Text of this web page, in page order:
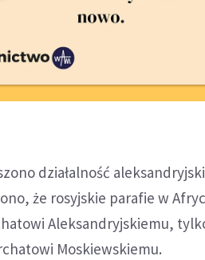
działalność
że rosyjskie parafie w
Aleksandryjskiemu,
Moskiewskiemu.